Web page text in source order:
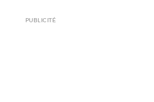
PUBLICITÉ